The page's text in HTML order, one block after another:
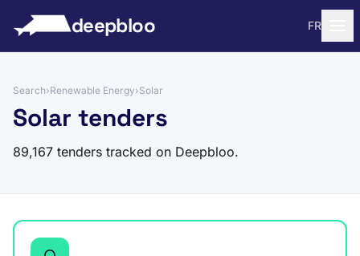
deepbloo FR
Search›Renewable Energy›Solar
Solar tenders
89,167 tenders tracked on Deepbloo.